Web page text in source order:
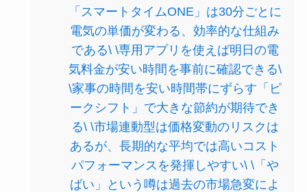
「スマートタイムONE」は30分ごとに
電気の単価が変わる、効率的な仕組み
である\ \専用アプリを使えば明日の電
気料金が安い時間を事前に確認できる\
\家事の時間を安い時間帯にずらす「ピ
ークシフト」で大きな節約が期待でき
る\ \市場連動型は価格変動のリスクは
あるが、長期的な平均では高いコスト
パフォーマンスを発揮しやすい\ \「や
ばい」という噂は過去の市場急変によ